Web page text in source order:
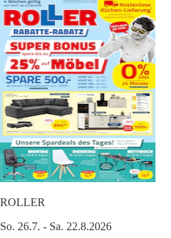
ROLLER
So. 26.7. - Sa. 22.8.2026